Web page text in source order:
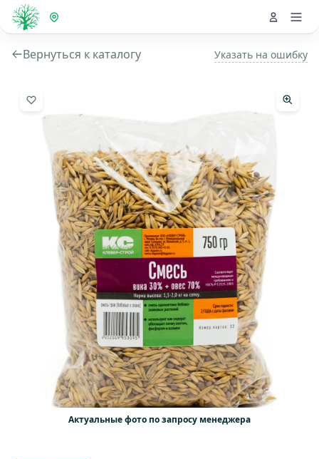
Вернуться к каталогу Указать на ошибку
Актуальные фото по запросу менеджера